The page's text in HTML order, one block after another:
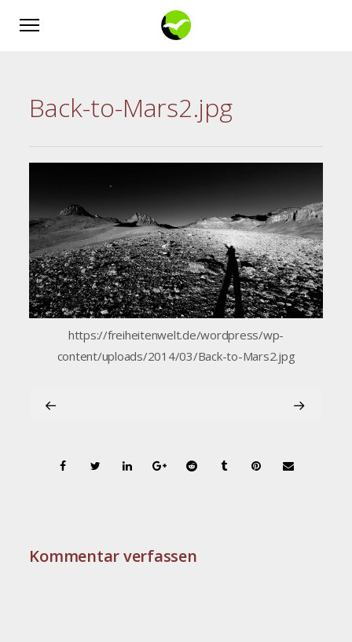
Back-to-Mars2.jpg
https://freiheitenwelt.de/wordpress/wp-
content/uploads/2014/03/Back-to-Mars2.jpg
Kommentar verfassen